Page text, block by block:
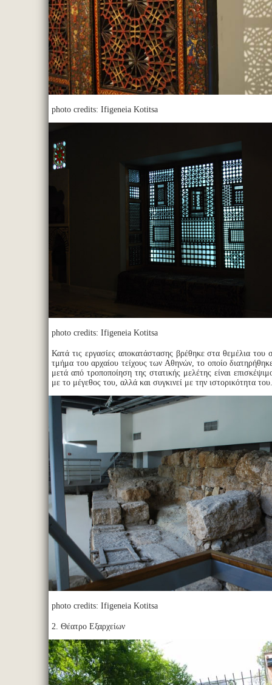
photo credits: Ifigeneia Kotitsa
photo credits: Ifigeneia Kotitsa
Κατά τις εργασίες αποκατάστασης βρέθηκε στα θεμέλια του
τμήμα του αρχαίου τείχους των Αθηνών, το οποίο
μετά από τροποποίηση της στατικής μελέτης είναι
με το μέγεθος του, αλλά και συγκινεί με την ιστορικότητα του.
photo credits: Ifigeneia Kotitsa
2. Θέατρο Εξαρχείων